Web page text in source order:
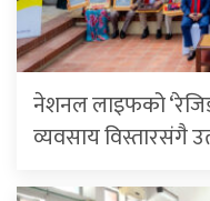
नेशनल लाइफको
व्यवसाय विस्तारसंगै